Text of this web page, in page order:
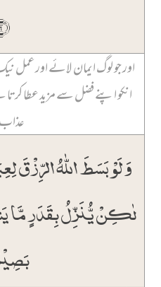
﴿۲۶﴾
اور جو لوگ ایمان لائے اور عمل
انکو اپنے فضل سے مزید عطا
وَ لَوۡ بَسَطَ اللّٰہُ الرِّزۡقَ
لٰکِنۡ یُّنَزِّلُ بِقَدَرٍ مَّا